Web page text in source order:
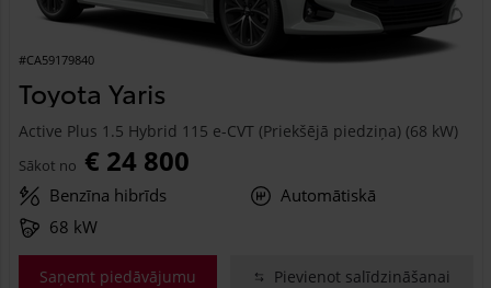
#CA59179840
Toyota Yaris
Active Plus 1.5 Hybrid 115 e-CVT (Priekšējā piedziņa) (68 kW)
Sākot no € 24 800
Benzīna hibrīds
Automātiskā
68 kW
Saņemt piedāvājumu Pievienot salīdzināšanai